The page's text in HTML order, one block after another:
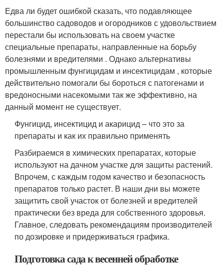
Едва ли будет ошибкой сказать, что подавляющее
большинство садоводов и огородников с удовольствием
перестали бы использовать на своем участке
специальные препараты, направленные на борьбу
болезнями и вредителями . Однако альтернативы
промышленным фунгицидам и инсектицидам , которые
действительно помогали бы бороться с патогенами и
вредоносными насекомыми так же эффективно, на
данный момент не существует.
Фунгицид, инсектицид и акарицид – что это за
препараты и как их правильно применять
Разбираемся в химических препаратах, которые
используют на дачном участке для защиты растений.
Впрочем, с каждым годом качество и безопасность
препаратов только растет. В наши дни вы можете
защитить свой участок от болезней и вредителей
практически без вреда для собственного здоровья.
Главное, следовать рекомендациям производителей
по дозировке и придерживаться графика.
Подготовка сада к весенней обработке